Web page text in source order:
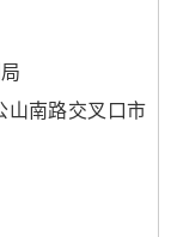
山南路交叉口市